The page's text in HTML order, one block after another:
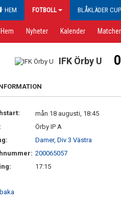
HEM FOTBOLL BLÅKLÄDER CUP
Hem Nyheter Kalender Matcher
IFK Örby U
mån 18 augusti, 18:45
Örby IP A
Damer, Div 3 Västra
200065057
17:15